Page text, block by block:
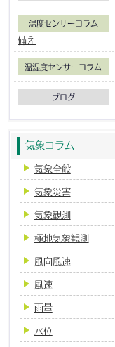
温度センサーコラム
備え
温湿度センサーコラム
ブログ
気象コラム
気象全般
気象災害
気象観測
極地気象観測
風向風速
風速
雨量
水位